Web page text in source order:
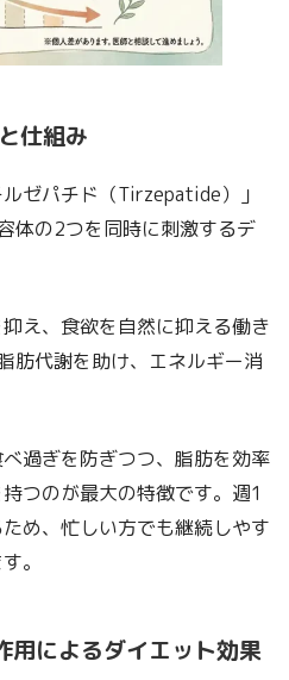
仕組み
ゼパチド（Tirzepatide）」
体の2つを同時に刺激するデ
え、食欲を自然に抑える働き
肪代謝を助け、エネルギー消
過ぎを防ぎつつ、脂肪を効率
つのが最大の特徴です。週1
め、忙しい方でも継続しやす
。
用によるダイエット効果